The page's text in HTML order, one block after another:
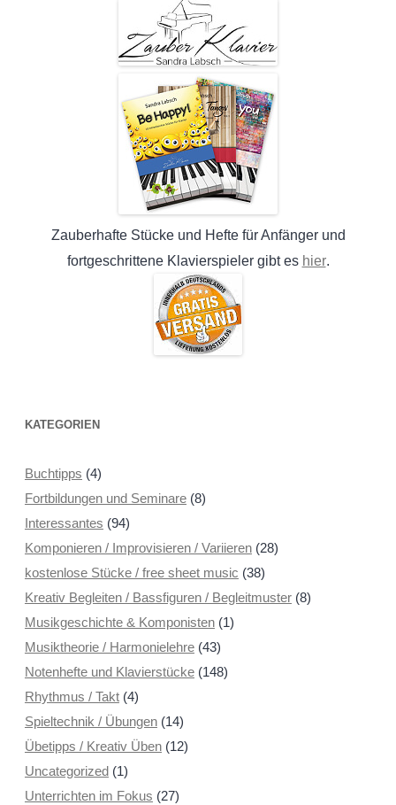
Zauberhafte Stücke und Hefte für Anfänger und
fortgeschrittene Klavierspieler gibt es hier.
KATEGORIEN
Buchtipps (4)
Fortbildungen und Seminare(8)
Interessantes (94)
Komponieren / Improvisieren / Variieren(28)
kostenlose Stücke / free sheet music (38)
Kreativ Begleiten / Bassfiguren / Begleitmuster(8)
Musikgeschichte & Komponisten(1)
Musiktheorie / Harmonielehre(43)
Notenhefte und Klavierstücke(148)
Rhythmus / Takt(4)
Spieltechnik / Übungen(14)
Übetipps / Kreativ Üben(12)
Uncategorized(1)
Unterrichten im Fokus (27)